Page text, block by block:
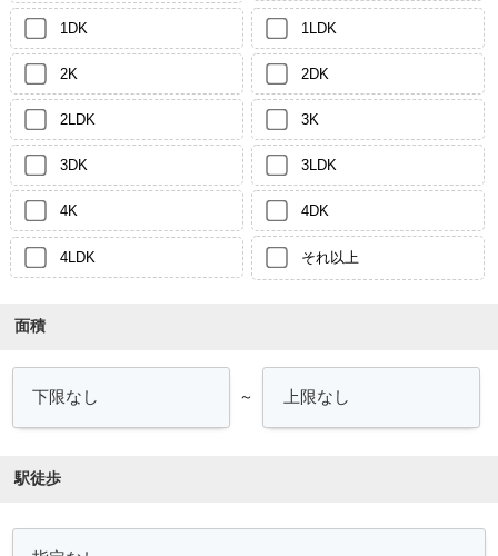
1DK 1LDK
2K 2DK
2LDK 3K
3DK 3LDK
4K 4DK
4LDK それ以上
面積
～
駅徒歩